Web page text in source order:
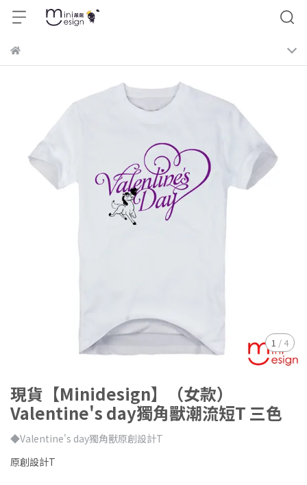
1 / 4
現貨【Minidesign】（女款）
Valentine's day獨角獸潮流短T 三色
◆Valentine's day獨角獸原創設計T
原創設計T